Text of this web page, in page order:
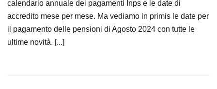
calendario annuale dei pagamenti Inps e le date di
accredito mese per mese. Ma vediamo in primis le date per
il pagamento delle pensioni di Agosto 2024 con tutte le
ultime novità. [...]